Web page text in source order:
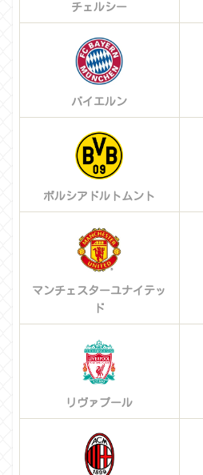
チェルシー
バイエルン
ボルシアドルトムント
マンチェスターユナイテッ
ド
リヴァプール